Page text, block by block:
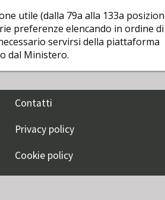
utile (dalla 79a alla 133a
preferenze elencando in ordine
servirsi della piattaforma
dal Ministero.
Contatti
Privacy policy
Cookie policy